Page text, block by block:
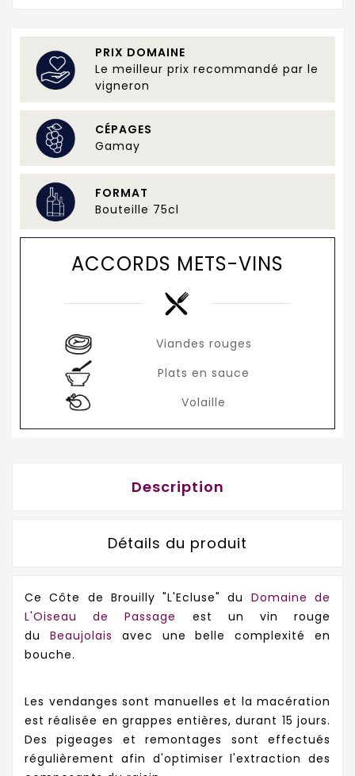
PRIX DOMAINE
Le meilleur prix recommandé par le
vigneron
CÉPAGES
Gamay
FORMAT
Bouteille 75cl
ACCORDS METS-VINS
Viandes rouges
Plats en sauce
Volaille
Description
Détails du produit
Ce Côte de Brouilly "L'Ecluse" du Domaine de
L'Oiseau de Passage
est un vin rouge
du Beaujolais avec une belle complexité en
bouche.
Les vendanges sont manuelles et la macération
est réalisée en grappes entières, durant 15 jours.
Des pigeages et remontages sont effectués
régulièrement afin d'optimiser l'extraction des